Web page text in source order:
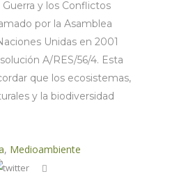
y los Conflictos
por la Asamblea
Unidas en 2001
A/RES/56/4. Esta
que los ecosistemas,
y la biodiversidad
, Medioambiente